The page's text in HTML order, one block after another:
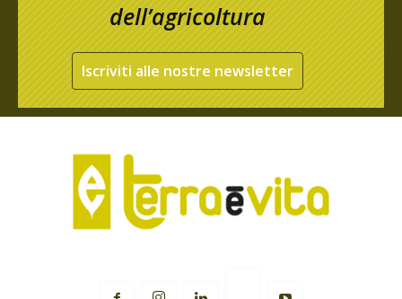
dell’agricoltura
Iscriviti alle nostre newsletter